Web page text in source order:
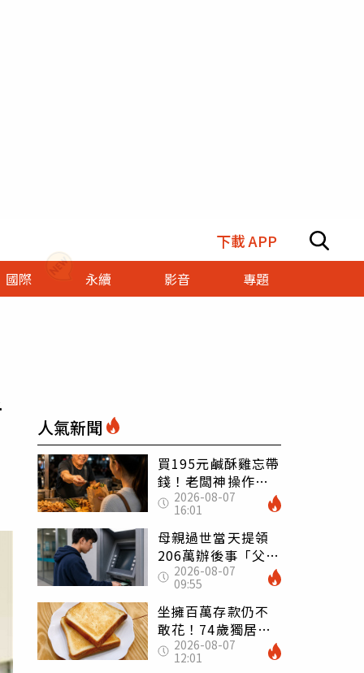
下載 APP
國際 永續 影音 專題
人氣新聞
買195元鹹酥雞忘帶
錢！老闆神操作
「倒找5元」 全網
看哭：這就是台灣
2026-08-07
16:01
母親過世當天提領
206萬辦後事「父子
遭判刑」 律師：
搶錢先下手是罪
2026-08-07
09:55
坐擁百萬存款仍不
敢花！74歲獨居翁
「1餐只吃1片吐
司」 半年後暴瘦
2026-08-07
12:01